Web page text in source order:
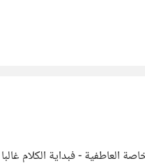
من المقدمات ـ خاصة العاطفية - فبداية